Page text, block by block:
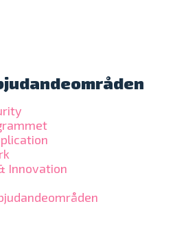
Innovation